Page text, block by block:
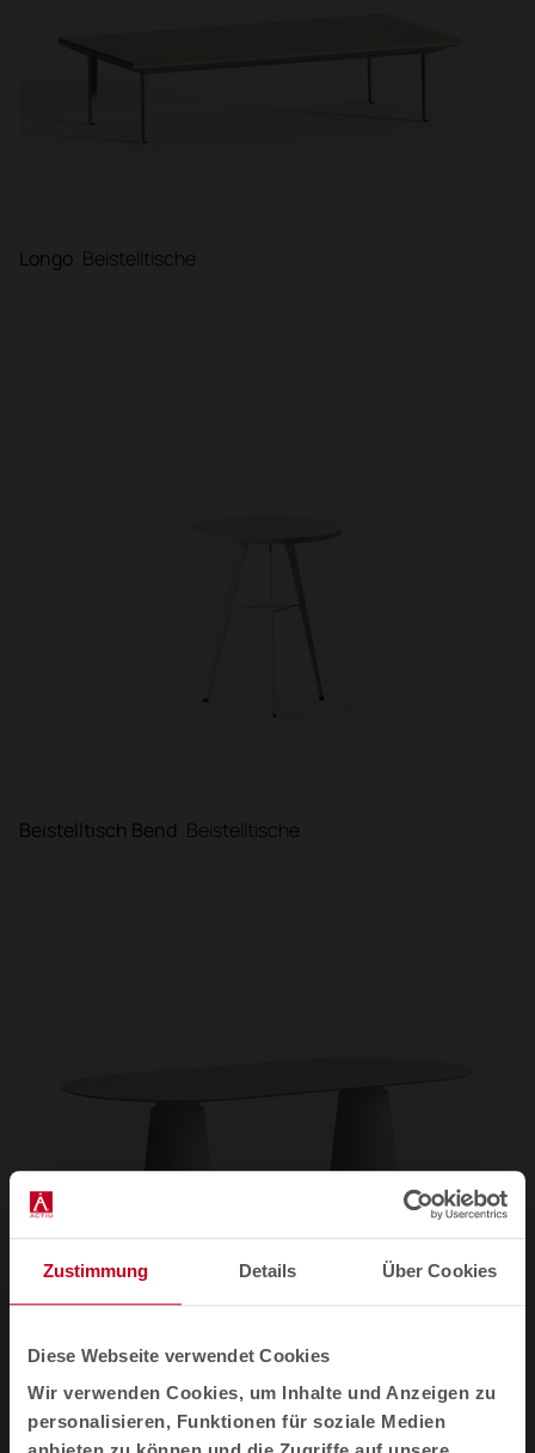
Zustimmung Details Über Cookies
Diese Webseite verwendet Cookies
Wir verwenden Cookies, um Inhalte und Anzeigen zu
personalisieren, Funktionen für soziale Medien
Longo Beistelltische
Beistelltisch Bend Beistelltische
Dorik Besprechungstische